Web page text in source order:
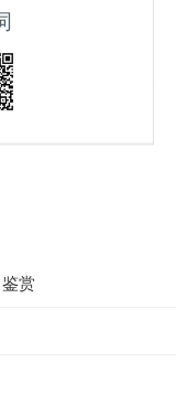
赏